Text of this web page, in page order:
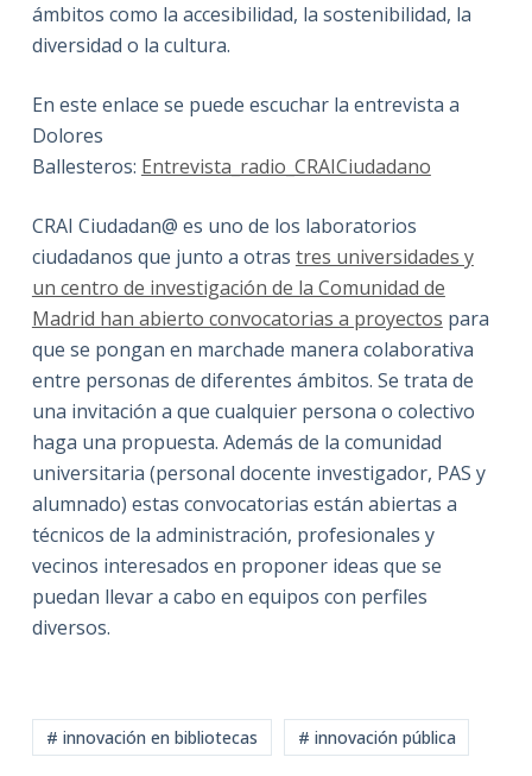
ámbitos como la accesibilidad, la sostenibilidad, la
diversidad o la cultura.
En este enlace se puede escuchar la entrevista a
Dolores
Ballesteros: Entrevista_radio_CRAICiudadano
CRAI Ciudadan@ es uno de los laboratorios
ciudadanos que junto a otras tres universidades y
un centro de investigación de la Comunidad de
Madrid han abierto convocatorias a proyectos para
que se pongan en marchade manera colaborativa
entre personas de diferentes ámbitos. Se trata de
una invitación a que cualquier persona o colectivo
haga una propuesta. Además de la comunidad
universitaria (personal docente investigador, PAS y
alumnado) estas convocatorias están abiertas a
técnicos de la administración, profesionales y
vecinos interesados en proponer ideas que se
puedan llevar a cabo en equipos con perfiles
diversos.
# innovación en bibliotecas # innovación pública